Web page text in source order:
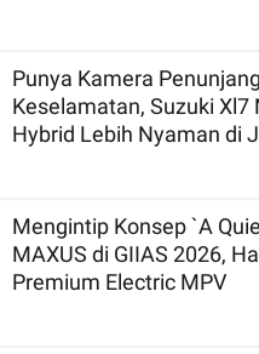
Punya Kamera Penunjang
Keselamatan, Suzuki Xl7
Hybrid Lebih Nyaman di
Mengintip Konsep `A
MAXUS di GIIAS 2026,
Premium Electric MPV